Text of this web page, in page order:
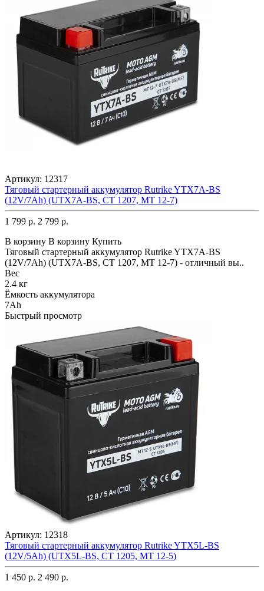
Артикул: 12317
Тяговый стартерный аккумулятор Rutrike YTX7A-BS
(12V/7Ah) (UTX7A-BS, CT 1207, MT 12-7)
1 799 р. 2 799 р.
В корзину В корзину Купить
Тяговый стартерный аккумулятор Rutrike YTX7A-BS
(12V/7Ah) (UTX7A-BS, CT 1207, MT 12-7) - отличный вы..
Вес
2.4 кг
Ёмкость аккумулятора
7Ah
Быстрый просмотр
Артикул: 12318
Тяговый стартерный аккумулятор Rutrike YTX5L-BS
(12V/5Ah) (UTX5L-BS, CT 1205, MT 12-5)
1 450 р. 2 490 р.